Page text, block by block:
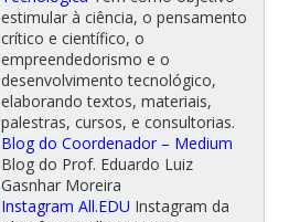
estimular à ciência, o pensamento
crítico e científico, o
empreendedorismo e o
desenvolvimento tecnológico,
elaborando textos, materiais,
palestras, cursos, e consultorias.
Blog do Coordenador – Medium
Blog do Prof. Eduardo Luiz
Gasnhar Moreira
Instagram All.EDU Instagram da